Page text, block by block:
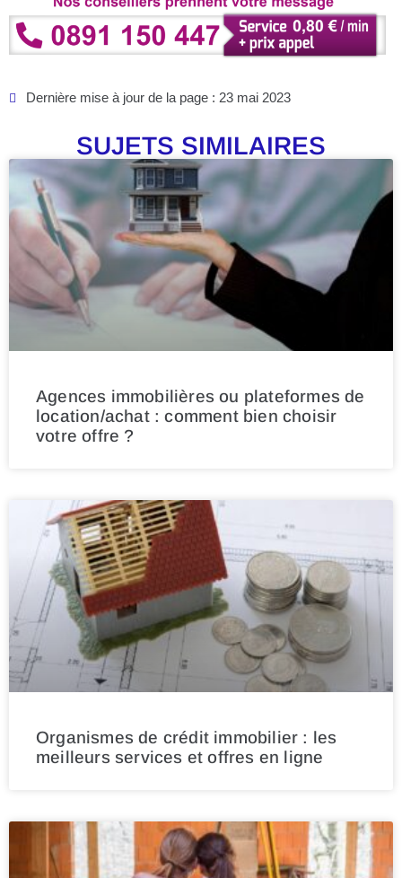
Dernière mise à jour de la page : 23 mai 2023
SUJETS SIMILAIRES
Agences immobilières ou plateformes de
location/achat : comment bien choisir
votre offre ?
Organismes de crédit immobilier : les
meilleurs services et offres en ligne